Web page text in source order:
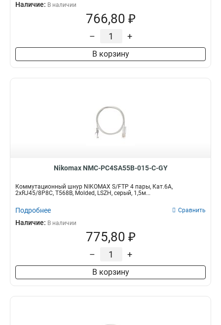
Наличие: В наличии
766,80 ₽
– +
В корзину
Nikomax NMC-PC4SA55B-015-C-GY
Коммутационный шнур NIKOMAX S/FTP 4 пары, Кат.6A,
2хRJ45/8P8C, T568B, Molded, LSZH, серый, 1,5м...
Подробнее Сравнить
Наличие: В наличии
775,80 ₽
– +
В корзину